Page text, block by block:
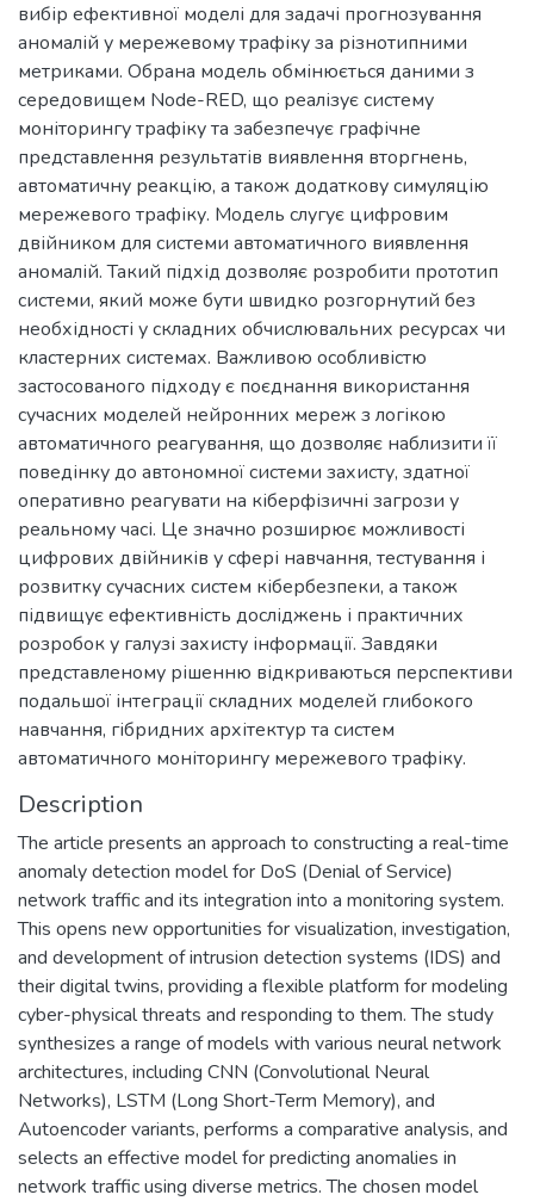
вибір ефективної моделі для задачі прогнозування
аномалій у мережевому трафіку за різнотипними
метриками. Обрана модель обмінюється даними з
середовищем Node-RED, що реалізує систему
моніторингу трафіку та забезпечує графічне
представлення результатів виявлення вторгнень,
автоматичну реакцію, а також додаткову симуляцію
мережевого трафіку. Модель слугує цифровим
двійником для системи автоматичного виявлення
аномалій. Такий підхід дозволяє розробити прототип
системи, який може бути швидко розгорнутий без
необхідності у складних обчислювальних ресурсах чи
кластерних системах. Важливою особливістю
застосованого підходу є поєднання використання
сучасних моделей нейронних мереж з логікою
автоматичного реагування, що дозволяє наблизити її
поведінку до автономної системи захисту, здатної
оперативно реагувати на кіберфізичні загрози у
реальному часі. Це значно розширює можливості
цифрових двійників у сфері навчання, тестування і
розвитку сучасних систем кібербезпеки, а також
підвищує ефективність досліджень і практичних
розробок у галузі захисту інформації. Завдяки
представленому рішенню відкриваються перспективи
подальшої інтеграції складних моделей глибокого
навчання, гібридних архітектур та систем
автоматичного моніторингу мережевого трафіку.
Description
The article presents an approach to constructing a real-time
anomaly detection model for DoS (Denial of Service)
network traffic and its integration into a monitoring system.
This opens new opportunities for visualization, investigation,
and development of intrusion detection systems (IDS) and
their digital twins, providing a flexible platform for modeling
cyber-physical threats and responding to them. The study
synthesizes a range of models with various neural network
architectures, including CNN (Convolutional Neural
Networks), LSTM (Long Short-Term Memory), and
Autoencoder variants, performs a comparative analysis, and
selects an effective model for predicting anomalies in
network traffic using diverse metrics. The chosen model